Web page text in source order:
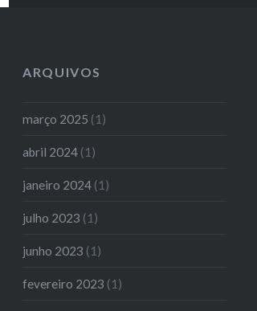
ARQUIVOS
março 2025 (1)
abril 2024 (1)
janeiro 2024 (1)
julho 2023 (1)
junho 2023 (1)
fevereiro 2023 (1)